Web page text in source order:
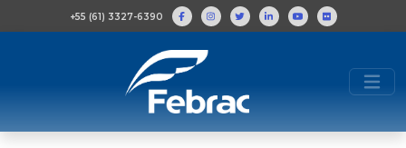
+55 (61) 3327-6390